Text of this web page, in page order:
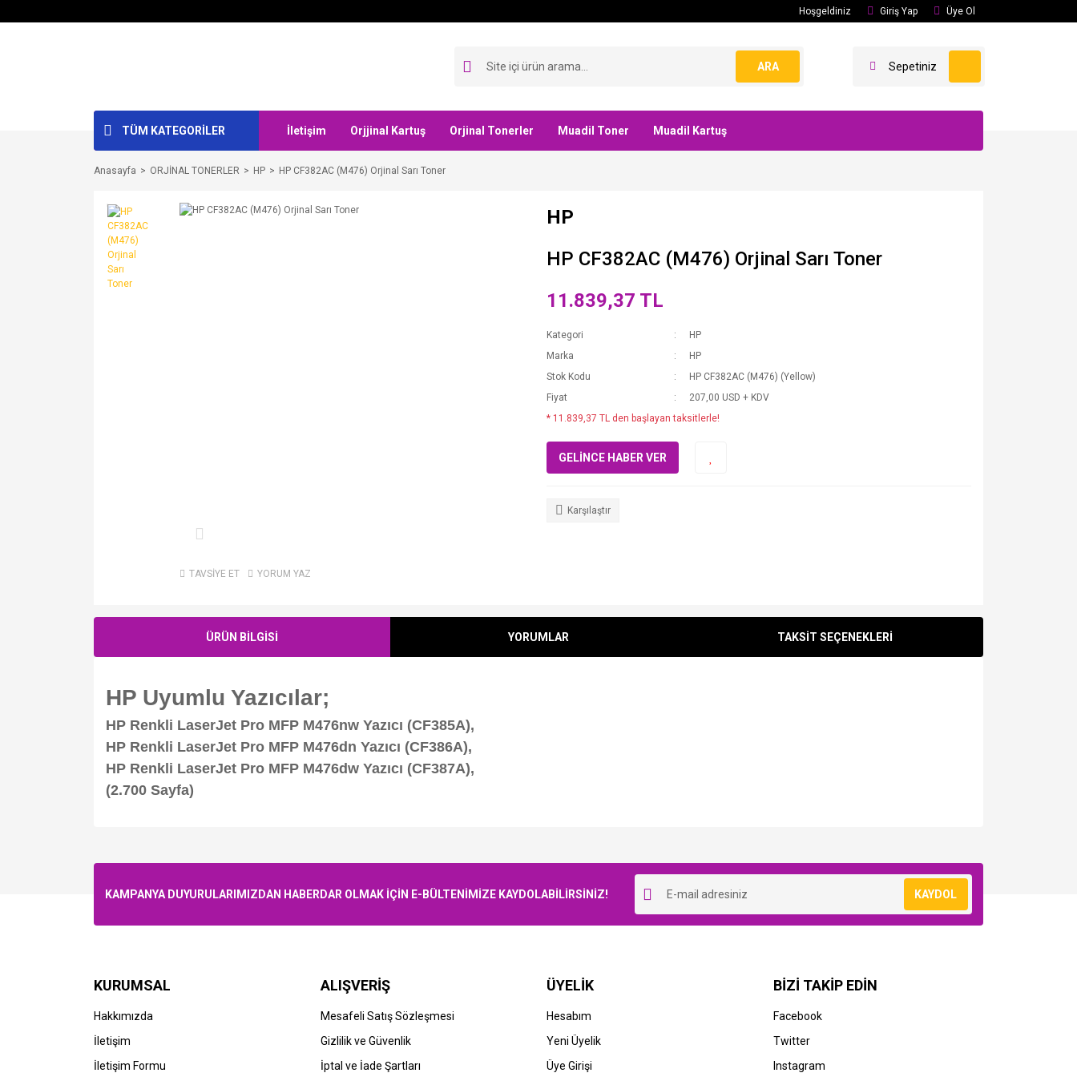
Hoşgeldiniz Giriş Yap Üye Ol
ARA Sepetiniz
TÜM KATEGORİLER İletişim Orjjinal Kartuş Orjinal Tonerler Muadil Toner Muadil Kartuş
Anasayfa ORJİNAL TONERLER HP HP CF382AC (M476) Orjinal Sarı Toner
TAVSİYE ET YORUM YAZ
HP
HP CF382AC (M476) Orjinal Sarı Toner
11.839,37 TL
Kategori
HP
Marka
HP
Stok Kodu
HP CF382AC (M476) (Yellow)
Fiyat
207,00 USD + KDV
* 11.839,37 TL den başlayan taksitlerle!
GELİNCE HABER VER
Karşılaştır
ÜRÜN BİLGİSİ YORUMLAR TAKSİT SEÇENEKLERİ
HP Uyumlu Yazıcılar;
HP Renkli LaserJet Pro MFP M476nw Yazıcı (CF385A),
HP Renkli LaserJet Pro MFP M476dn Yazıcı (CF386A),
HP Renkli LaserJet Pro MFP M476dw Yazıcı (CF387A),
(2.700 Sayfa)​
KAMPANYA DUYURULARIMIZDAN HABERDAR OLMAK İÇİN E-BÜLTENİMİZE KAYDOLABİLİRSİNİZ! KAYDOL
KURUMSAL
Hakkımızda
İletişim
İletişim Formu
ALIŞVERİŞ
Mesafeli Satış Sözleşmesi
Gizlilik ve Güvenlik
İptal ve İade Şartları
ÜYELİK
Hesabım
Yeni Üyelik
Üye Girişi
BİZİ TAKİP EDİN
Facebook
Twitter
Instagram